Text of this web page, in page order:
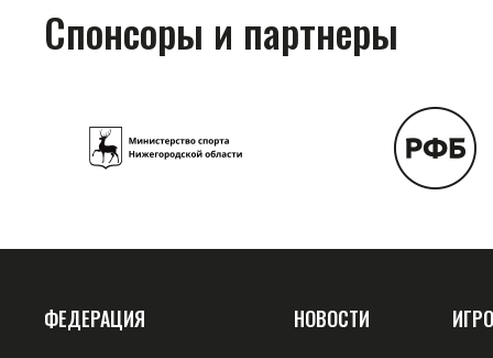
Спонсоры и партнеры
ФЕДЕРАЦИЯ НОВОСТИ